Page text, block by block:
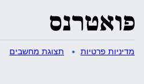
מדיניות פרטיות תצוגת מחשבים